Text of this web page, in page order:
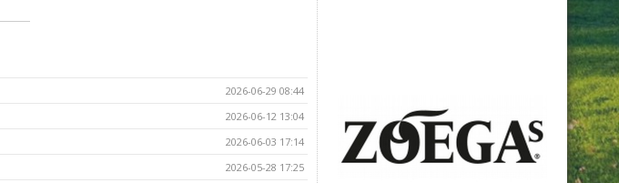
2026-06-29 08:44
2026-06-12 13:04
2026-06-03 17:14
2026-05-28 17:25